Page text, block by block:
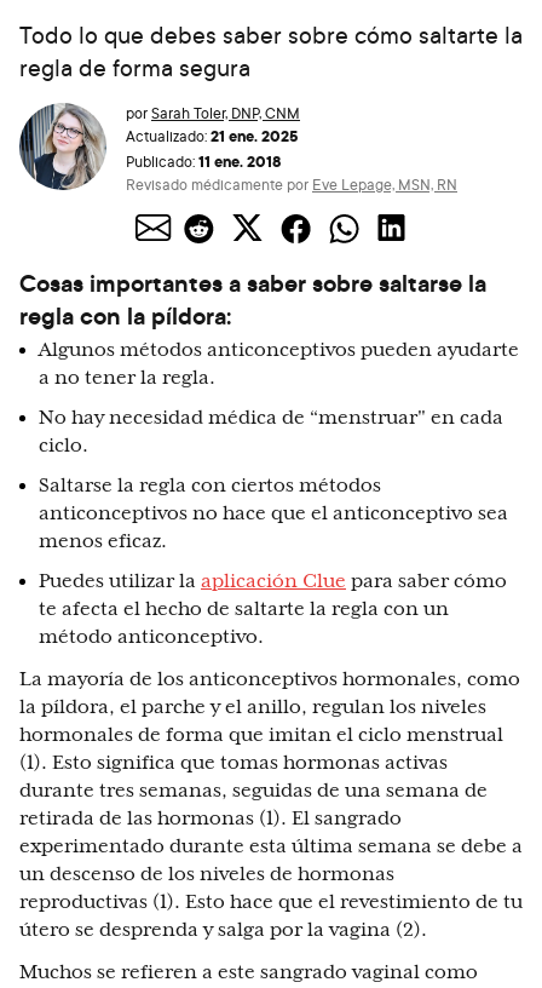
Todo lo que debes saber sobre cómo saltarte la
regla de forma segura
porSarah Toler, DNP, CNM
Actualizado:21 ene. 2025
Publicado:11 ene. 2018
Revisado médicamente por Eve Lepage, MSN, RN
Cosas importantes a saber sobre saltarse la
regla con la píldora:
Algunos métodos anticonceptivos pueden ayudarte
a no tener la regla.
No hay necesidad médica de “menstruar" en cada
ciclo.
Saltarse la regla con ciertos métodos
anticonceptivos no hace que el anticonceptivo sea
menos eficaz.
Puedes utilizar la aplicación Clue para saber cómo
te afecta el hecho de saltarte la regla con un
método anticonceptivo.
La mayoría de los anticonceptivos hormonales, como
la píldora, el parche y el anillo, regulan los niveles
hormonales de forma que imitan el ciclo menstrual
(1). Esto significa que tomas hormonas activas
durante tres semanas, seguidas de una semana de
retirada de las hormonas (1). El sangrado
experimentado durante esta última semana se debe a
un descenso de los niveles de hormonas
reproductivas (1). Esto hace que el revestimiento de tu
útero se desprenda y salga por la vagina (2).
Muchos se refieren a este sangrado vaginal como